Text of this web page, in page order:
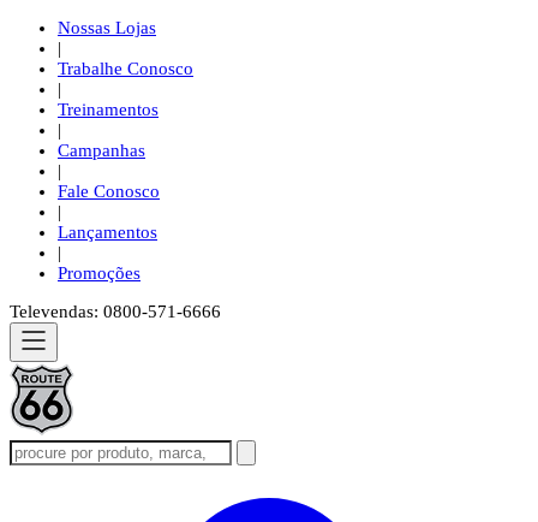
Nossas Lojas
|
Trabalhe Conosco
|
Treinamentos
|
Campanhas
|
Fale Conosco
|
Lançamentos
|
Promoções
Televendas: 0800-571-6666